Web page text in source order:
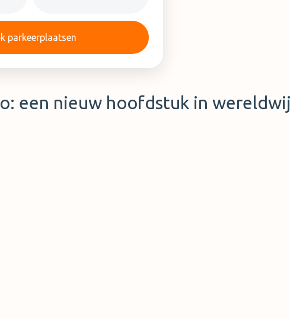
parkeerplaatsen
een nieuw hoofdstuk in